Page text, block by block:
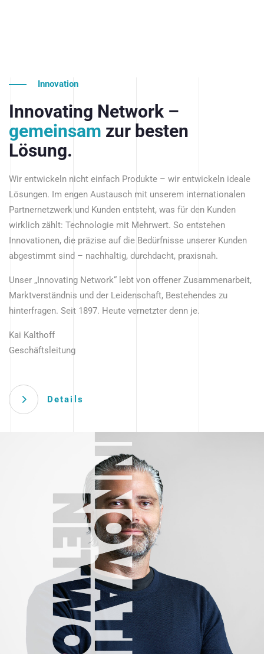
Innovation
Innovating Network –
gemeinsam zur besten
Lösung.
Wir entwickeln nicht einfach Produkte – wir entwickeln ideale
Lösungen. Im engen Austausch mit unserem internationalen
Partnernetzwerk und Kunden entsteht, was für den Kunden
wirklich zählt: Technologie mit Mehrwert. So entstehen
Innovationen, die präzise auf die Bedürfnisse unserer Kunden
abgestimmt sind – nachhaltig, durchdacht, praxisnah.
Unser „Innovating Network“ lebt von offener Zusammenarbeit,
Marktverständnis und der Leidenschaft, Bestehendes zu
hinterfragen. Seit 1897. Heute vernetzter denn je.
Kai Kalthoff
Geschäftsleitung
Details